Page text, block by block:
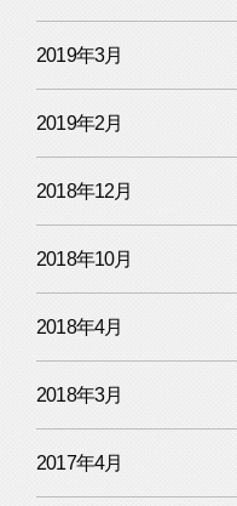
2019年3月
2019年2月
2018年12月
2018年10月
2018年4月
2018年3月
2017年4月